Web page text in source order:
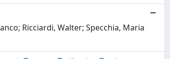
Ricciardi, Walter; Specchia, Maria